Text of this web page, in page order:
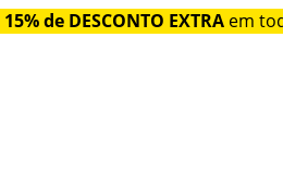
15% de DESCONTO EXTRA em